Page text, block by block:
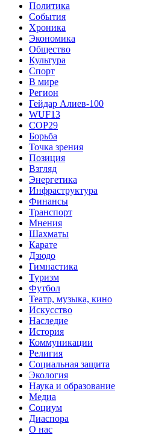
Политика
События
Хроника
Экономика
Общество
Культура
Спорт
В мире
Регион
Гейдар Алиев-100
WUF13
COP29
Борьба
Точка зрения
Позиция
Взгляд
Энергетика
Инфраструктура
Финансы
Транспорт
Мнения
Шахматы
Карате
Дзюдо
Гимнастика
Туризм
Футбол
Театр, музыка, кино
Искусство
Наследие
История
Коммуникации
Религия
Социальная защита
Экология
Наука и образование
Медиа
Социум
Диаспора
О нас